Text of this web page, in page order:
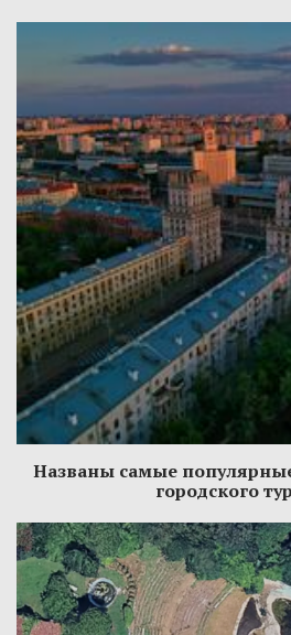
Названы самые
городского